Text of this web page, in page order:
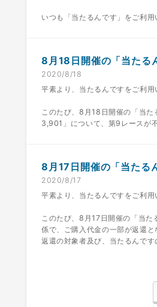
いつも「当たるんです」をご利
8月18日開催の「当たる
2020/8/18
平素より、当たるんですをご利用
このたび、8月18日開催の「当
3,901」について、第9レースが
8月17日開催の「当たる
2020/8/17
平素より、当たるんですをご利用
このたび、8月17日開催の「当た
係で、ご購入代金の一部が返還と
返還の対象者及び、当たるんで